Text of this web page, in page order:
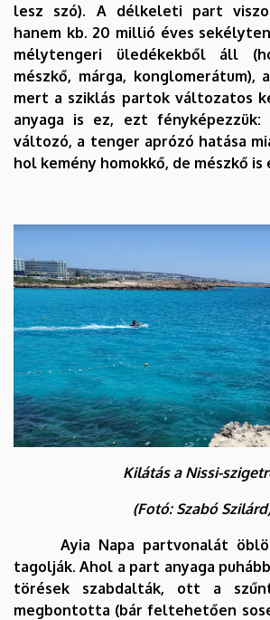
lesz szó). A délkeleti part
hanem kb. 20 millió éves
mélytengeri üledékekből áll
mészkő, márga, konglomerátum),
mert a sziklás partok változatos
anyaga is ez, ezt fényképezzük:
változó, a tenger aprózó hatása
hol kemény homokkő, de mészkő
Kilátás a Nissi-
(Fotó: Szabó
Ayia Napa partvonalát
tagolják. Ahol a part anyaga
törések szabdalták, ott a
megbontotta (bár feltehetően